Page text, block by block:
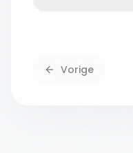
Vorige